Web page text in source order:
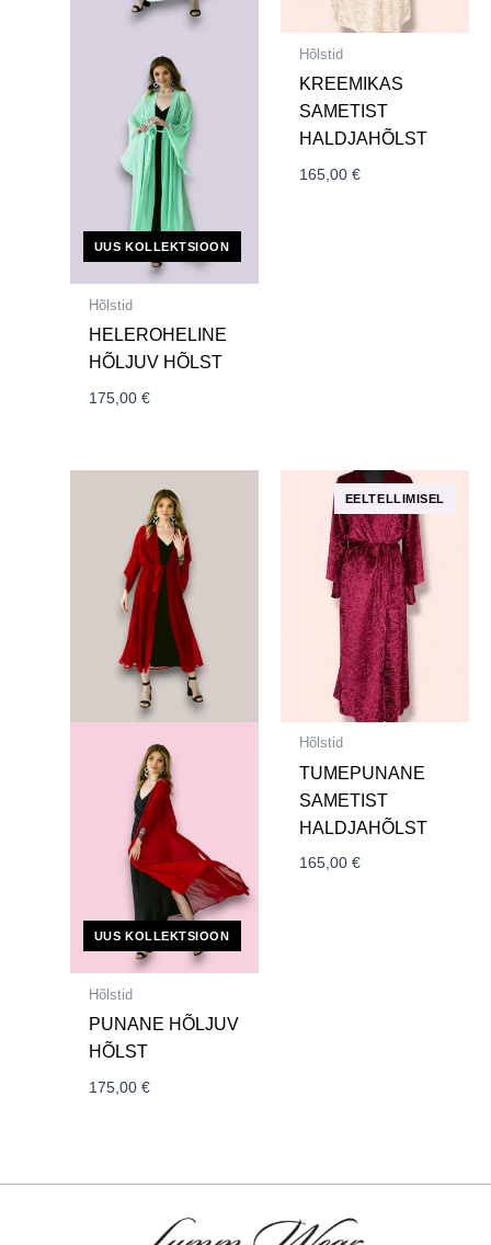
UUS KOLLEKTSIOON
Hõlstid
HELEROHELINE
HÕLJUV HÕLST
175,00€
Hõlstid
KREEMIKAS
SAMETIST
HALDJAHÕLST
165,00€
UUS KOLLEKTSIOON
Hõlstid
PUNANE HÕLJUV
HÕLST
175,00€
Hõlstid
TUMEPUNANE
SAMETIST
HALDJAHÕLST
165,00€